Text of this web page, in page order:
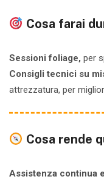
Cosa farai
Sessioni foliage, per
Consigli tecnici su
attrezzatura, per
Cosa rende
Assistenza continua